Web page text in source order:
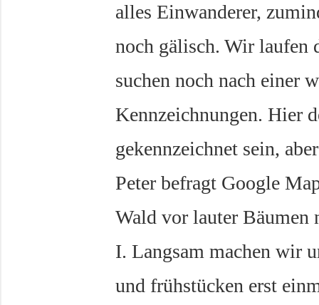
alles Einwanderer,
noch gälisch. Wir laufen
suchen noch nach einer
Kennzeichnungen. Hier
gekennzeichnet sein,
Peter befragt Google
Wald vor lauter Bäumen
I. Langsam machen wir
und frühstücken erst